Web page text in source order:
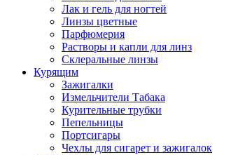
Лак и гель для ногтей
Линзы цветные
Парфюмерия
Растворы и капли для линз
Склеральные линзы
Курящим
Зажигалки
Измельчители Табака
Курительные трубки
Пепельницы
Портсигары
Чехлы для сигарет и зажигалок